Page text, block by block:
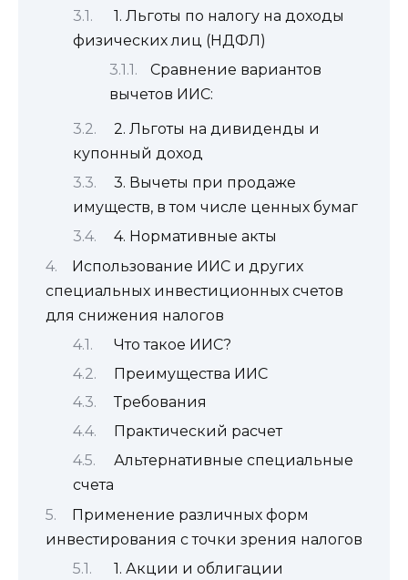
1. Льготы по налогу на доходы
физических лиц (НДФЛ)
Сравнение вариантов
вычетов ИИС:
2. Льготы на дивиденды и
купонный доход
3. Вычеты при продаже
имуществ, в том числе ценных бумаг
4. Нормативные акты
Использование ИИС и других
специальных инвестиционных счетов
для снижения налогов
Что такое ИИС?
Преимущества ИИС
Требования
Практический расчет
Альтернативные специальные
счета
Применение различных форм
инвестирования с точки зрения налогов
1. Акции и облигации